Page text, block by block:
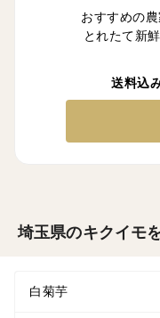
おすすめの
とれたて新
送料込
埼玉県のキクイモ
白菊芋